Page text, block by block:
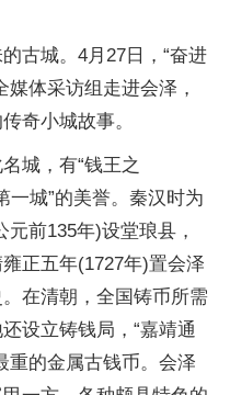
古城。4月27日，“奋进
体采访组走进会泽，
奇小城故事。
城，有“钱王之
一城”的美誉。秦汉时为
前135年)设堂琅县，
正五年(1727年)置会泽
在清朝，全国铸币所需
设立铸钱局，“嘉靖通
重的金属古钱币。会泽